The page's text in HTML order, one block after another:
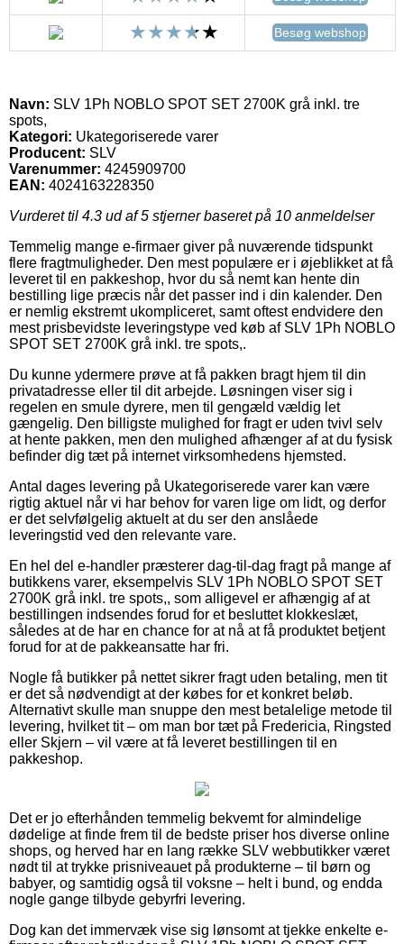
Besøg webshop
Navn: SLV 1Ph NOBLO SPOT SET 2700K grå inkl. tre
spots,
Kategori: Ukategoriserede varer
Producent: SLV
Varenummer: 4245909700
EAN: 4024163228350
Vurderet til 4.3 ud af 5 stjerner baseret på 10 anmeldelser
Temmelig mange e-firmaer giver på nuværende tidspunkt
flere fragtmuligheder. Den mest populære er i øjeblikket at få
leveret til en pakkeshop, hvor du så nemt kan hente din
bestilling lige præcis når det passer ind i din kalender. Den
er nemlig ekstremt ukompliceret, samt oftest endvidere den
mest prisbevidste leveringstype ved køb af SLV 1Ph NOBLO
SPOT SET 2700K grå inkl. tre spots,.
Du kunne ydermere prøve at få pakken bragt hjem til din
privatadresse eller til dit arbejde. Løsningen viser sig i
regelen en smule dyrere, men til gengæld vældig let
gængelig. Den billigste mulighed for fragt er uden tvivl selv
at hente pakken, men den mulighed afhænger af at du fysisk
befinder dig tæt på internet virksomhedens hjemsted.
Antal dages levering på Ukategoriserede varer kan være
rigtig aktuel når vi har behov for varen lige om lidt, og derfor
er det selvfølgelig aktuelt at du ser den anslåede
leveringstid ved den relevante vare.
En hel del e-handler præsterer dag-til-dag fragt på mange af
butikkens varer, eksempelvis SLV 1Ph NOBLO SPOT SET
2700K grå inkl. tre spots,, som alligevel er afhængig af at
bestillingen indsendes forud for et besluttet klokkeslæt,
således at de har en chance for at nå at få produktet betjent
forud for at de pakkeansatte har fri.
Nogle få butikker på nettet sikrer fragt uden betaling, men tit
er det så nødvendigt at der købes for et konkret beløb.
Alternativt skulle man snuppe den mest betalelige metode til
levering, hvilket tit – om man bor tæt på Fredericia, Ringsted
eller Skjern – vil være at få leveret bestillingen til en
pakkeshop.
Det er jo efterhånden temmelig bekvemt for almindelige
dødelige at finde frem til de bedste priser hos diverse online
shops, og herved har en lang række SLV webbutikker været
nødt til at trykke prisniveauet på produkterne – til børn og
babyer, og samtidig også til voksne – helt i bund, og endda
nogle gange tilbyde gebyrfri levering.
Dog kan det immervæk vise sig lønsomt at tjekke enkelte e-